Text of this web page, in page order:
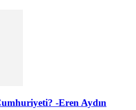
-Eren Aydın